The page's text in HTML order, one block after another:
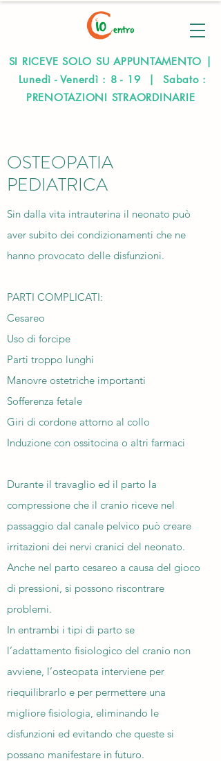
SI RICEVE SOLO SU APPUNTAMENTO |
Lunedì - Venerdì : 8 - 19 | Sabato :
PRENOTAZIONI STRAORDINARIE
OSTEOPATIA
PEDIATRICA
Sin dalla vita intrauterina il neonato può
aver subito dei condizionamenti che ne
hanno provocato delle disfunzioni.
PARTI COMPLICATI:
Cesareo
Uso di forcipe
Parti troppo lunghi
Manovre ostetriche importanti
Sofferenza fetale
Giri di cordone attorno al collo
Induzione con ossitocina o altri farmaci
Durante il travaglio ed il parto la
compressione che il cranio riceve nel
passaggio dal canale pelvico può creare
irritazioni dei nervi cranici del neonato.
Anche nel parto cesareo a causa del gioco
di pressioni, si possono riscontrare
problemi.
In entrambi i tipi di parto se
l’adattamento fisiologico del cranio non
avviene, l’osteopata interviene per
riequilibrarlo e per permettere una
migliore fisiologia, eliminando le
disfunzioni ed evitando che queste si
possano manifestare in futuro.